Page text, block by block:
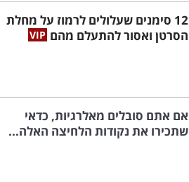
12 סימנים שעלולים לרמוז על מחלת
הסרטן ואסור להתעלם מהם
אם אתם סובלים מאלרגיות, כדאי
שתכירו את נקודות הלחיצה האלה...